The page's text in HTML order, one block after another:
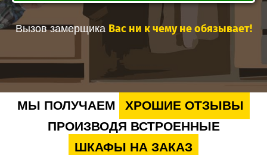
Вызов замерщика Вас ни к чему не обязывает!
МЫ ПОЛУЧАЕМ
ХРОШИЕ ОТЗЫВЫ
ПРОИЗВОДЯ ВСТРОЕННЫЕ
ШКАФЫ НА ЗАКАЗ